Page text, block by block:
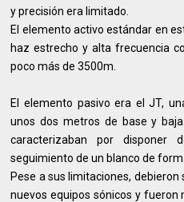
y precisión era limitado.
El elemento activo estándar en
haz estrecho y alta frecuencia
poco más de 3500m.
El elemento pasivo era el JT,
unos dos metros de base y
caracterizaban por
seguimiento de un blanco de
Pese a sus limitaciones,
nuevos equipos sónicos y fueron